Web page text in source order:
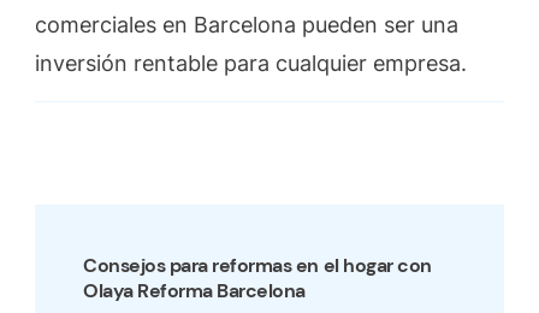
comerciales en Barcelona pueden ser una
inversión rentable para cualquier empresa.
Navigation
Consejos para reformas en el hogar con
Olaya Reforma Barcelona